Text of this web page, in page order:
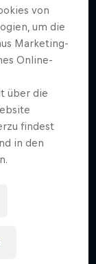
von
um die
Marketing-
Online-
über die
findest
in den